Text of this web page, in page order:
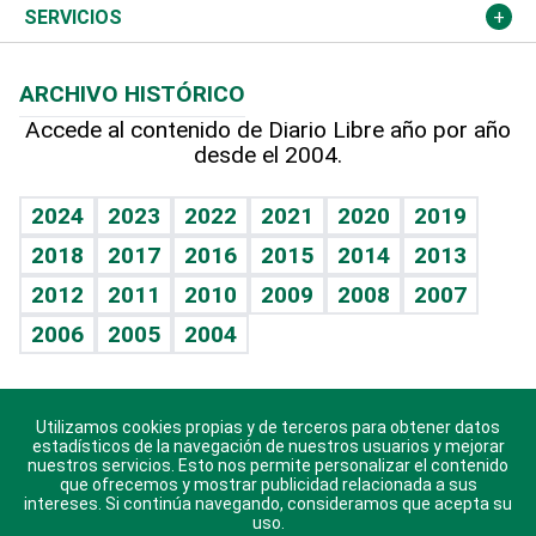
Resto del mundo
Economía personal
Podcast Arte Libre
Hablando con el pediatra
Vida y familia
Eñe
Celebrando la vida
Sin complejos
En pocas palabras
Escuchando al corazón
Economía Personal
Más deportes
Línea de hit
TBT Deportivo
Columnistas
Cambio climático
Opinión
Hecho en casa
Guía del dinero
SERVICIOS
Cumpleaños
Horóscopos
Crucigramas
ARCHIVO HISTÓRICO
Accede al contenido de Diario Libre año por año
desde el 2004.
2024 2023 2022 2021 2020
2019
2018
2017 2016 2015 2014
2013
2012
2011 2010 2009 2008
2007
2006
2005 2004
Descarga nuestras aplicaciones para Android, iOS y
sistema Huawei.
Utilizamos cookies propias y de terceros para obtener datos
estadísticos de la navegación de nuestros usuarios y mejorar
nuestros servicios. Esto nos permite personalizar el contenido
que ofrecemos y mostrar publicidad relacionada a sus
intereses. Si continúa navegando, consideramos que acepta su
uso.